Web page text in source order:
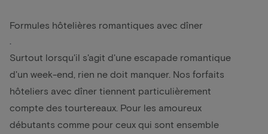
Formules hôtelières romantiques avec dîner
Surtout lorsqu'il s'agit d'une escapade romantique
d'un week-end, rien ne doit manquer. Nos forfaits
hôteliers avec dîner tiennent particulièrement
compte des tourtereaux. Pour les amoureux
débutants comme pour ceux qui sont ensemble